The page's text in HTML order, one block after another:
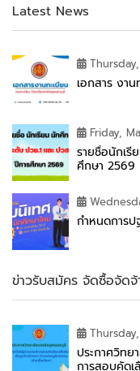
Latest News
เอกสาร งาน
Friday,
รายชื่อนักเรี
ศึกษา 2569
กำหนดการ
ข่าวรับสมัคร จัดซื้อจัดจ้
ประกาศวิท
การสอบคัดเ